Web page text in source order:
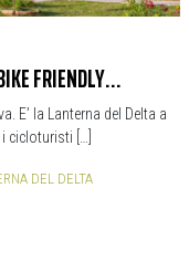
FRIENDLY…
E’ la Lanterna del Delta a
cicloturisti […]
DEL DELTA